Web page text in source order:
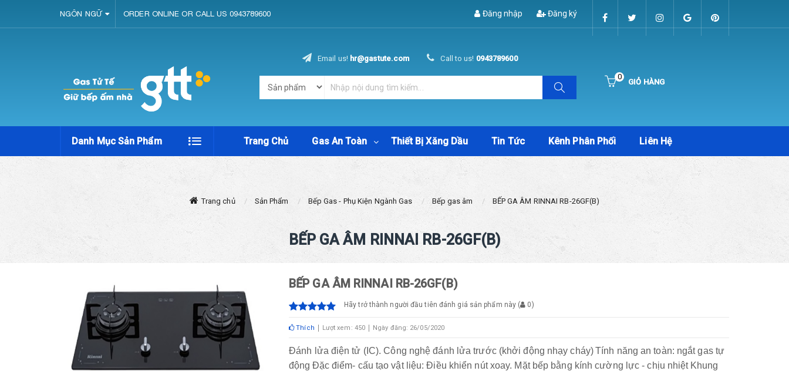
NGÔN NGỮ ORDER ONLINE OR CALL US 0943789600 Đăng nhập Đăng ký
Email us! hr@gastute.com Call to us! 0943789600
GIỎ HÀNG
0
Danh Mục Sản Phẩm Trang Chủ Gas An Toàn Thiết Bị Xăng Dầu Tin Tức Kênh Phân Phối Liên Hệ
Trang chủ Sản Phẩm Bếp Gas - Phụ Kiện Ngành Gas Bếp gas âm BẾP GA ÂM RINNAI RB-26GF(B)
BẾP GA ÂM RINNAI RB-26GF(B)
BẾP GA ÂM RINNAI RB-26GF(B)
Hãy trở thành người đầu tiên đánh giá sản phẩm này ( 0)
Thích Lượt xem: 450 Ngày đăng: 26/05/2020
Đánh lửa điện tử (IC). Công nghệ đánh lửa trước (khởi động nhạy cháy)Tính năng an toàn: ngắt gas tự
động Đặc điểm- cấu tạo vật liệu: Điều khiển nút xoay. Mặt bếp bằng kính cường lực - chịu nhiệt Khung